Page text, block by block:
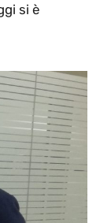
si è